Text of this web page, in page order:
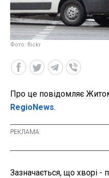
Фото: flickr
Про це повідомляє
RegioNews.
Зазначається, що хворі -